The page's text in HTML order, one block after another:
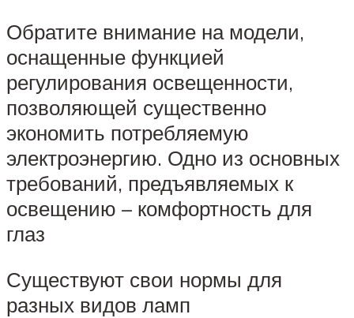
Обратите внимание на модели,
оснащенные функцией
регулирования освещенности,
позволяющей существенно
экономить потребляемую
электроэнергию. Одно из основных
требований, предъявляемых к
освещению – комфортность для
глаз
Существуют свои нормы для
разных видов ламп